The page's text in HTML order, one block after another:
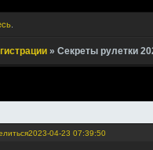
.
»Секреты рулетки
2023-04-23 07:39:50